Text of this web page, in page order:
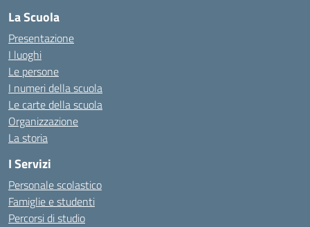
La Scuola
Presentazione
I luoghi
Le persone
I numeri della scuola
Le carte della scuola
Organizzazione
La storia
I Servizi
Personale scolastico
Famiglie e studenti
Percorsi di studio